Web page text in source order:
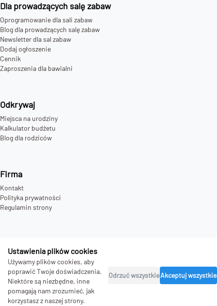
Ustawienia plików cookies
Używamy plików cookies, aby
poprawić Twoje doświadczenia.
Niektóre są niezbędne, inne
pomagają nam zrozumieć, jak
korzystasz z naszej strony.
Odrzuć wszystkieAkceptuj wszystkie
Dla prowadzących salę zabaw
Oprogramowanie dla sali zabaw
Blog dla prowadzących salę zabaw
Newsletter dla sal zabaw
Dodaj ogłoszenie
Cennik
Zaproszenia dla bawialni
Odkrywaj
Miejsca na urodziny
Kalkulator budżetu
Blog dla rodziców
Firma
Kontakt
Polityka prywatności
Regulamin strony
2026bday.love - all rights reserved.